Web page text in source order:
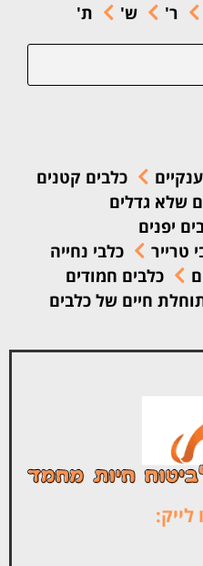
ר' ש' ת'
כלבים קטנים
שלא גדלים
יפנים
טרייר
כלבי נחייה
כלבים חמודים
חיים של כלבים
לייק: